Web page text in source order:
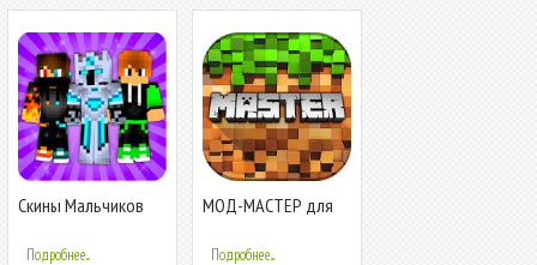
Скины Мальчиков
Подробнее...
МОД-МАСТЕР для
(Мобильная версия)
Подробнее...